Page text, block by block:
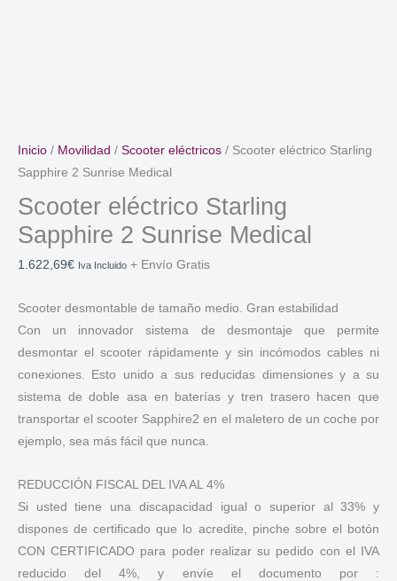
Inicio / Movilidad / Scooter eléctricos / Scooter eléctrico Starling
Sapphire 2 Sunrise Medical
Scooter eléctrico Starling
Sapphire 2 Sunrise Medical
1.622,69€ Iva Incluido + Envío Gratis
Scooter desmontable de tamaño medio. Gran estabilidad
Con un innovador sistema de desmontaje que permite
desmontar el scooter rápidamente y sin incómodos cables ni
conexiones. Esto unido a sus reducidas dimensiones y a su
sistema de doble asa en baterías y tren trasero hacen que
transportar el scooter Sapphire2 en el maletero de un coche por
ejemplo, sea más fácil que nunca.
REDUCCIÓN FISCAL DEL IVA AL 4%
Si usted tiene una discapacidad igual o superior al 33% y
dispones de certificado que lo acredite, pinche sobre el botón
CON CERTIFICADO para poder realizar su pedido con el IVA
reducido del 4%, y envíe el documento por :